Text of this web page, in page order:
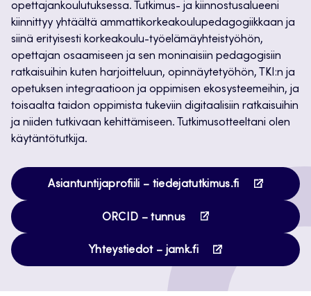
opettajankoulutuksessa. Tutkimus- ja kiinnostusalueeni
kiinnittyy yhtäältä ammattikorkeakoulupedagogiikkaan ja
siinä erityisesti korkeakoulu-työelämäyhteistyöhön,
opettajan osaamiseen ja sen moninaisiin pedagogisiin
ratkaisuihin kuten harjoitteluun, opinnäytetyöhön, TKI:n ja
opetuksen integraatioon ja oppimisen ekosysteemeihin, ja
toisaalta taidon oppimista tukeviin digitaalisiin ratkaisuihin
ja niiden tutkivaan kehittämiseen. Tutkimusotteeltani olen
käytäntötutkija.
Asiantuntijaprofiili – tiedejatutkimus.fi
Avautuu
ORCID – tunnus
Avautuu
välilehteen
Yhteystiedot – jamk.fi
Avautuu
uuteen
välilehteen